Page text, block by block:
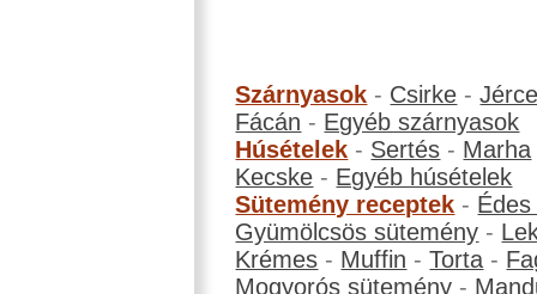
Szárnyasok - Csirke -
Fácán - Egyéb szárnyasok
Húsételek - Sertés - Marha
Kecske - Egyéb húsételek
Sütemény receptek -
Gyümölcsös sütemény -
Krémes - Muffin -Torta -
Mogyorós sütemény -